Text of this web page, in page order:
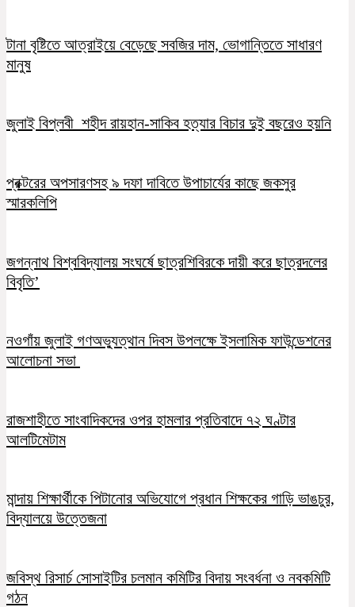
টানা বৃষ্টিতে আত্রাইয়ে বেড়েছে সবজির দাম, ভোগান্তিতে সাধারণ
মানুষ
জুলাই বিপ্লবী শহীদ রায়হান-সাকিব হত্যার বিচার দুই বছরেও হয়নি
প্রক্টরের অপসারণসহ ৯ দফা দাবিতে উপাচার্যের কাছে জকসুর
স্মারকলিপি
জগন্নাথ বিশ্ববিদ্যালয় সংঘর্ষে ছাত্রশিবিরকে দায়ী করে ছাত্রদলের
বিবৃতি’
নওগাঁয় জুলাই গণঅভ্যুত্থান দিবস উপলক্ষে ইসলামিক ফাউন্ডেশনের
আলোচনা সভা
রাজশাহীতে সাংবাদিকদের ওপর হামলার প্রতিবাদে ৭২ ঘণ্টার
আলটিমেটাম
মান্দায় শিক্ষার্থীকে পিটানোর অভিযোগে প্রধান শিক্ষকের গাড়ি ভাঙচুর,
বিদ্যালয়ে উত্তেজনা
জবিস্থ রিসার্চ সোসাইটির চলমান কমিটির বিদায় সংবর্ধনা ও নবকমিটি
গঠন